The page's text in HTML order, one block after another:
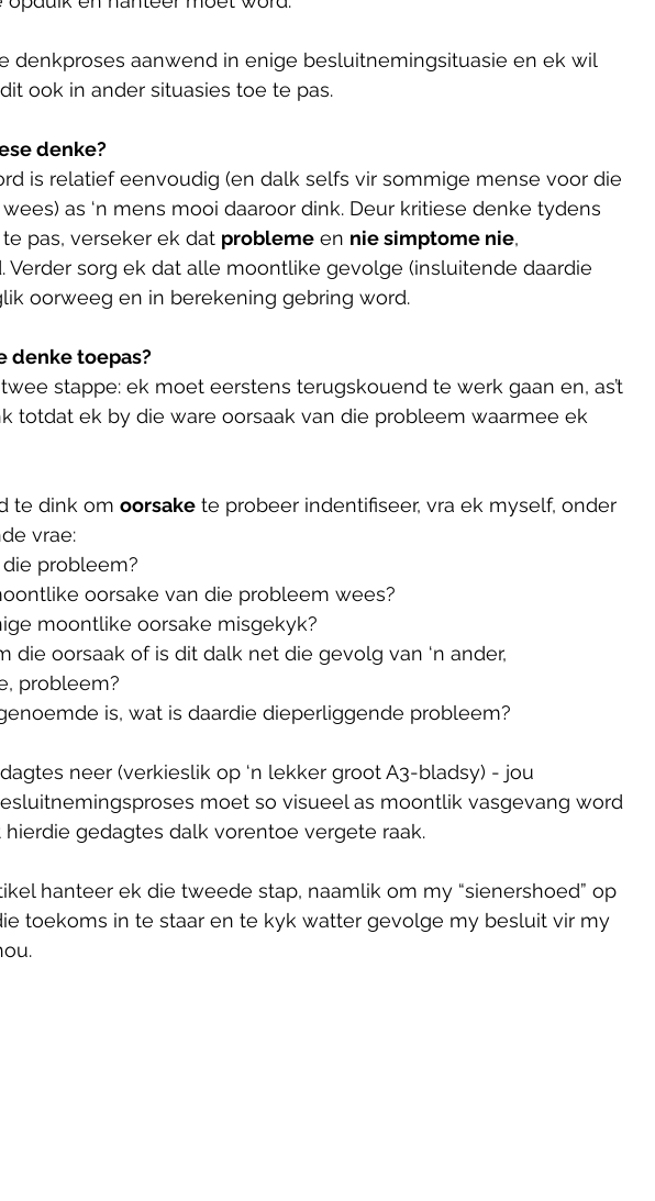
denkproses aanwend in enige besluitnemingsituasie en ek wil
ook in ander situasies toe te pas.
denke?
is relatief eenvoudig (en dalk selfs vir sommige mense voor die
as ‘n mens mooi daaroor dink. Deur kritiese denke tydens
pas, verseker ek dat probleme en nie simptome nie,
Verder sorg ek dat alle moontlike gevolge (insluitende daardie
oorweeg en in berekening gebring word.
denke toepas?
stappe: ek moet eerstens terugskouend te werk gaan en, as’t
totdat ek by die ware oorsaak van die probleem waarmee ek
te dink om oorsake te probeer indentifiseer, vra ek myself, onder
vrae:
probleem?
oorsake van die probleem wees?
moontlike oorsake misgekyk?
die oorsaak of is dit dalk net die gevolg van ‘n ander,
probleem?
is, wat is daardie dieperliggende probleem?
neer (verkieslik op ‘n lekker groot A3-bladsy) - jou
moet so visueel as moontlik vasgevang word
gedagtes dalk vorentoe vergete raak.
hanteer ek die tweede stap, naamlik om my “sienershoed” op
toekoms in te staar en te kyk watter gevolge my besluit vir my